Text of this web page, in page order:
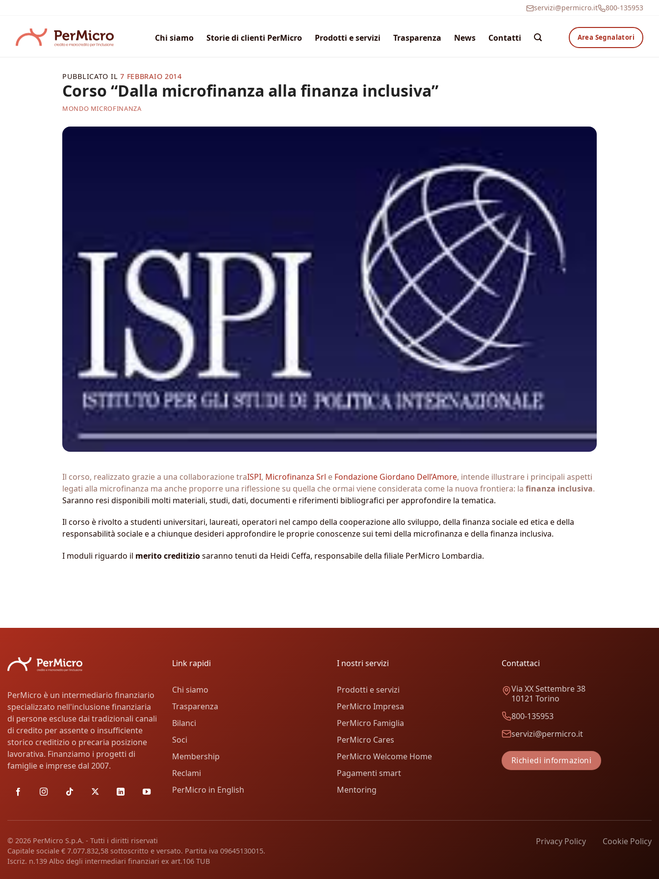
contenuti
servizi@permicro.it 800-135953
Chi siamo Storie di clienti PerMicro Prodotti e servizi Trasparenza News Contatti Area Segnalatori
MONDO MICROFINANZA
Corso “Dalla microfinanza alla finanza inclusiva”
PUBBLICATO IL7 FEBBRAIO 2014
Il corso, realizzato grazie a una collaborazione traISPI, Microfinanza Srl e Fondazione Giordano Dell’Amore, intende illustrare i principali aspetti
legati alla microfinanza ma anche proporre una riflessione su quella che ormai viene considerata come la nuova frontiera: la finanza inclusiva.
Saranno resi disponibili molti materiali, studi, dati, documenti e riferimenti bibliografici per approfondire la tematica.
Il corso è rivolto a studenti universitari, laureati, operatori nel campo della cooperazione allo sviluppo, della finanza sociale ed etica e della
responsabilità sociale e a chiunque desideri approfondire le proprie conoscenze sui temi della microfinanza e della finanza inclusiva.
I moduli riguardo il merito creditiziosaranno tenuti da Heidi Ceffa, responsabile della filiale PerMicro Lombardia.
PerMicro è un intermediario finanziario
specializzato nell'inclusione finanziaria
di persone escluse dai tradizionali canali
di credito per assente o insufficiente
storico creditizio o precaria posizione
lavorativa. Finanziamo i progetti di
famiglie e imprese dal 2007.
Link rapidi
Chi siamo
Trasparenza
Bilanci
Soci
Membership
Reclami
PerMicro in English
I nostri servizi
Prodotti e servizi
PerMicro Impresa
PerMicro Famiglia
PerMicro Cares
PerMicro Welcome Home
Pagamenti smart
Mentoring
Contattaci
Via XX Settembre 38
10121 Torino
800-135953
servizi@permicro.it
Richiedi informazioni
© 2026 PerMicro S.p.A. - Tutti i diritti riservati
Capitale sociale € 7.077.832,58 sottoscritto e versato. Partita iva 09645130015.
Iscriz. n.139 Albo degli intermediari finanziari ex art.106 TUB
Privacy Policy Cookie Policy